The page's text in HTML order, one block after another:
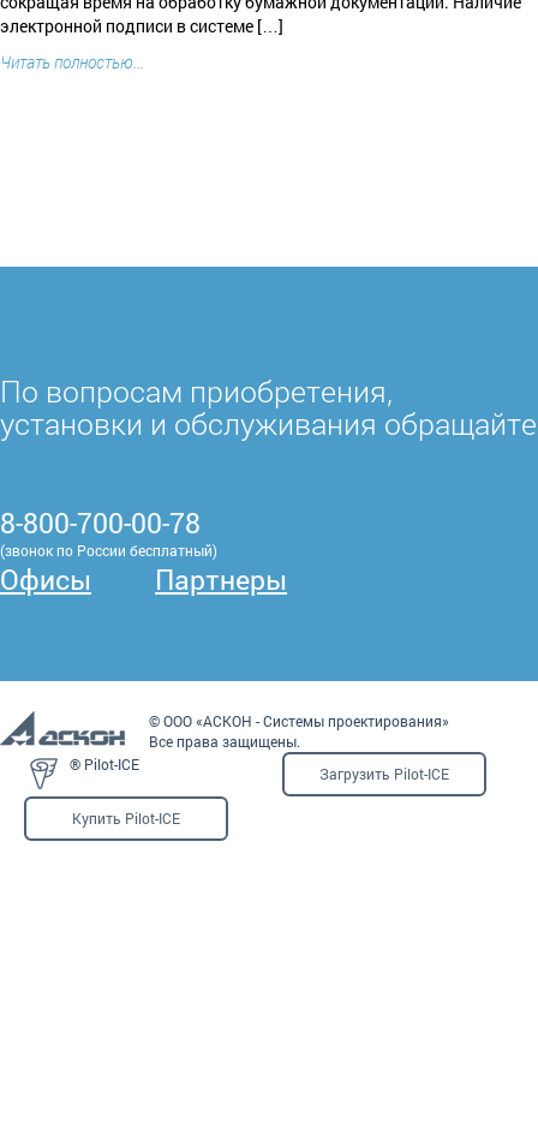
электронной подписи в системе […]
Читать полностью...
По вопросам приобретения,
установки и обслуживания
8-800-700-00-78
(звонок по России бесплатный)
Офисы Партнеры
© ООО «АСКОН - Системы проектирования»
Все права защищены.
® Pilot-ICE
Загрузить Pilot-ICE
Купить Pilot-ICE